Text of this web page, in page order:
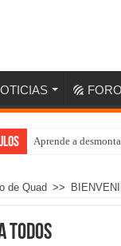
Aprende a
de Quad >>
todos